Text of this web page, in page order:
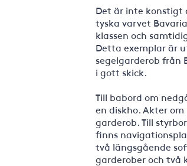
Det är inte konstigt
tyska varvet
klassen och
Detta exemplar är
segelgarderob från
i gott skick.
Till babord om
en diskho. Akter
garderob. Till
finns
två längsgående
garderober och två